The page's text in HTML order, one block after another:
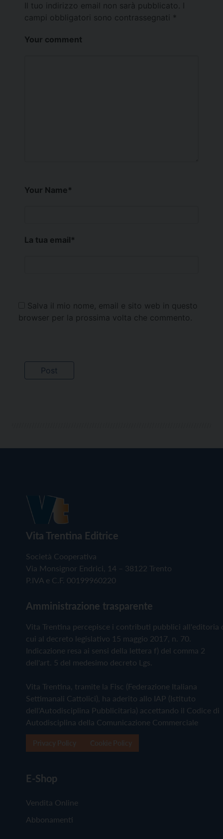
Il tuo indirizzo email non sarà pubblicato.
campi obbligatori sono contrassegnati *
Your comment
Your Name*
La tua email*
Salva il mio nome, email e sito web in questo
browser per la prossima volta che commento.
Vita Trentina Editrice
Società Cooperativa
Via Monsignor Endrici, 14 – 38122 Trento
P.IVA e C.F. 00199960220
Amministrazione trasparente
Vita Trentina percepisce i contributi pubblici all'editoria
cui al decreto legislativo 15 maggio 2017, n. 70.
Indicazione resa ai sensi della lettera f) del comma 2
dell'art. 5 del medesimo decreto Lgs.
Vita Trentina, tramite la Fisc (Federazione Italiana
Settimanali Cattolici), ha aderito allo IAP (Istituto
dell'Autodisciplina Pubblicitaria) accettando il Codice di
Autodisciplina della Comunicazione Commerciale
E-Shop
Vendita Online
Abbonamenti